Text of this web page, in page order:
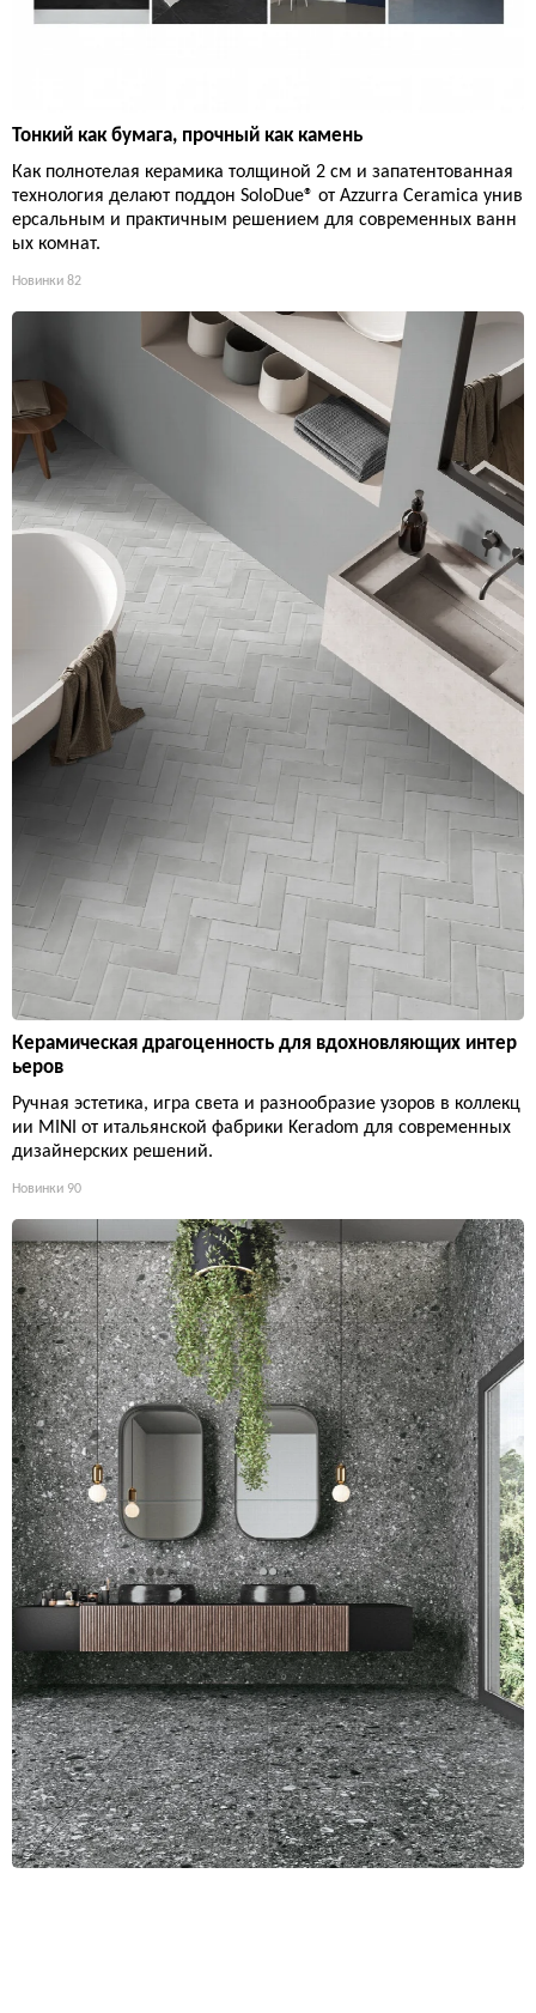
Тонкий как бумага, прочный как камень
Как полнотелая керамика толщиной 2 см и запатентованная
технология делают поддон SoloDue® от Azzurra Ceramica унив
ерсальным и практичным решением для современных ванн
ых комнат.
Новинки 82
Керамическая драгоценность для вдохновляющих интер
ьеров
Ручная эстетика, игра света и разнообразие узоров в коллекц
ии MINI от итальянской фабрики Keradom для современных
дизайнерских решений.
Новинки 90